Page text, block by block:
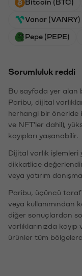
Bitcoin (BTC)
Vanar (VANRY)
Pepe (PEPE)
Sorumluluk reddi
Bu sayfada yer alan
Paribu, dijital
herhangi bir öneride
ve NFT'ler dahil),
kayıpları yaşanabilir.
Dijital varlık
dikkatlice
veya yatırım
Paribu, üçüncü
veya kullanımından
diğer sonuçlardan
varlıklarınızda
ürünler tüm